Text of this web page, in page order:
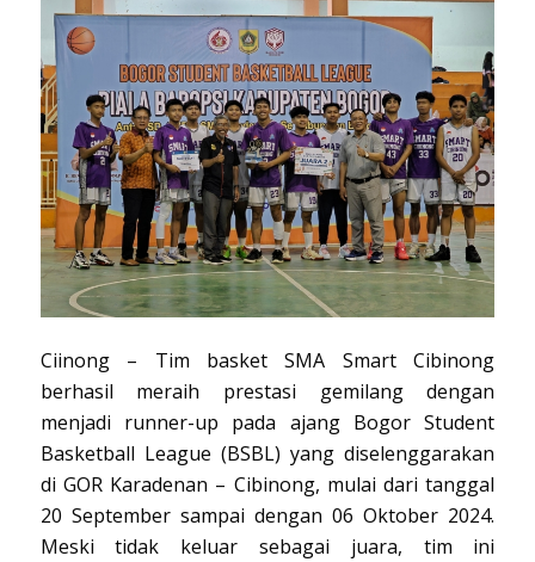
Ciinong – Tim basket SMA Smart Cibinong
berhasil meraih prestasi gemilang dengan
menjadi runner-up pada ajang Bogor Student
Basketball League (BSBL) yang diselenggarakan
di GOR Karadenan – Cibinong, mulai dari tanggal
20 September sampai dengan 06 Oktober 2024.
Meski tidak keluar sebagai juara, tim ini